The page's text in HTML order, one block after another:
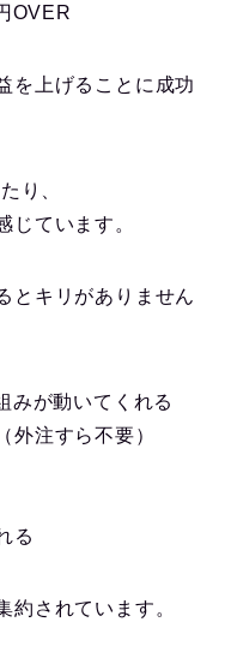
OVER
を上げることに成功
り、
じています。
とキリがありません
みが動いてくれる
外注すら不要）
る
約されています。